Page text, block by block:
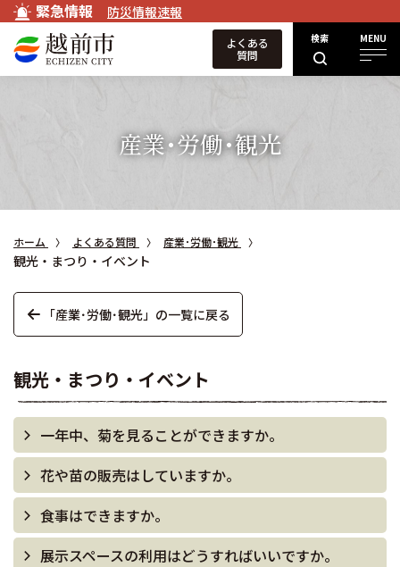
緊急情報 防災情報速報
検索 MENU
よくある
質問
産業･労働･観光
ホーム よくある質問 産業･労働･観光
観光・まつり・イベント
「産業･労働･観光」の一覧に戻る
観光・まつり・イベント
一年中、菊を見ることができますか。
花や苗の販売はしていますか。
食事はできますか。
展示スペースの利用はどうすればいいですか。